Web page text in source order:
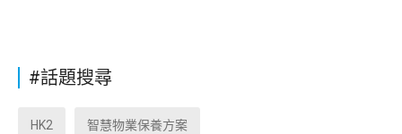
#話題搜尋
HK2 智慧物業保養方案